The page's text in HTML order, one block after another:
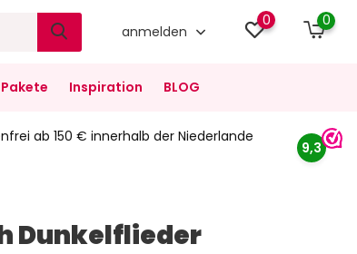
anmelden
0 0
Pakete Inspiration BLOG
ab 150 € innerhalb der Niederlande
9,3
Dunkelflieder